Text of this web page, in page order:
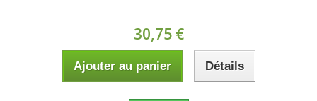
30,75 €
Ajouter au panier Détails